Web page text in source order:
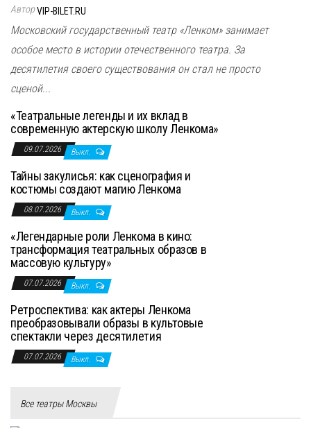
АвторVIP-BILET.RU
Московский государственный театр «Ленком» занимает
особое место в истории отечественного театра. За
десятилетия своего существования он стал не просто
сценой...
«Театральные легенды и их вклад в
современную актерскую школу Ленкома»
09.07.2026 Выкл.
Тайны закулисья: как сценография и
костюмы создают магию Ленкома
08.07.2026 Выкл.
«Легендарные роли Ленкома в кино:
трансформация театральных образов в
массовую культуру»
07.07.2026 Выкл.
Ретроспектива: как актеры Ленкома
преобразовывали образы в культовые
спектакли через десятилетия
07.07.2026 Выкл.
Все театры Москвы